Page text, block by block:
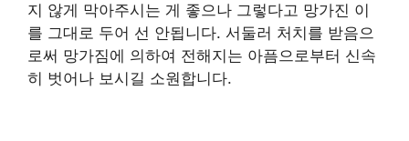
지 않게 막아주시는 게 좋으나 그렇다고 망가진 이
를 그대로 두어 선 안됩니다. 서둘러 처치를 받음으
로써 망가짐에 의하여 전해지는 아픔으로부터 신속
히 벗어나 보시길 소원합니다.